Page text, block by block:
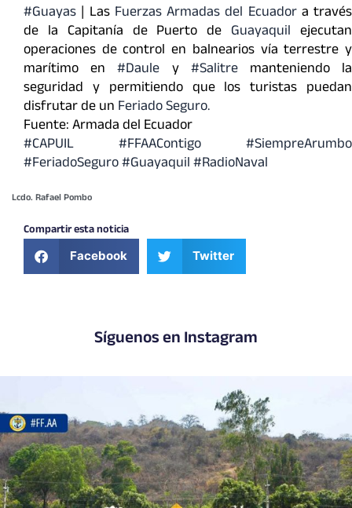
#Guayas | Las Fuerzas Armadas del Ecuadora través
de la Capitanía de Puerto de Guayaquil ejecutan
operaciones de control en balnearios vía terrestre y
marítimo en#Daule y #Salitremanteniendo la
seguridad y permitiendo que los turistas puedan
disfrutar de un Feriado Seguro.
Fuente: Armada del Ecuador
#CAPUIL
#FFAAContigo
#SiempreArumbo
#FeriadoSeguro#Guayaquil #RadioNaval
Lcdo. Rafael Pombo
Compartir esta noticia
Facebook Twitter
Síguenos en Instagram